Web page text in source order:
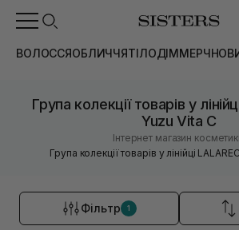
ВОЛОССЯОБЛИЧЧЯТІЛОДІММЕРЧ
Група колекції товарів у
Yuzu Vita C
Інтернет магазин
Група колекції товарів у лінійці
Фільтр 1